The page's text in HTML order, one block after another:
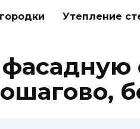
Утепление